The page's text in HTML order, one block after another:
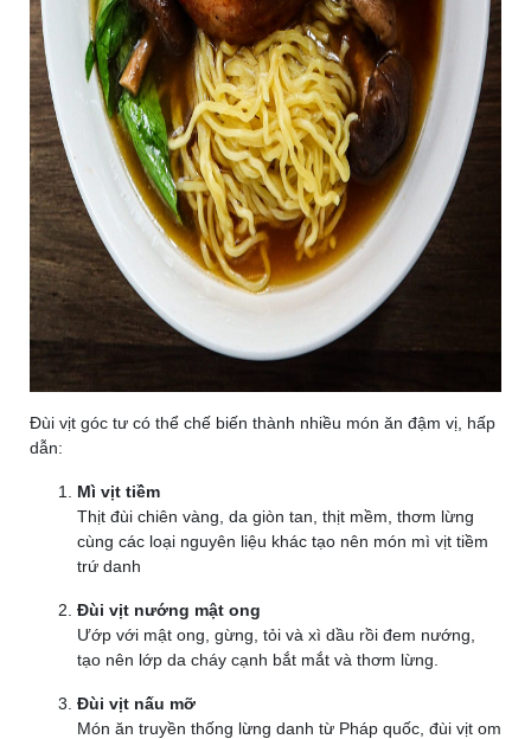
Đùi vịt góc tư có thể chế biến thành nhiều món ăn đậm vị, hấp
dẫn:
Mì vịt tiềm
Thịt đùi chiên vàng, da giòn tan, thịt mềm, thơm lừng
cùng các loại nguyên liệu khác tạo nên món mì vịt tiềm
trứ danh
Đùi vịt nướng mật ong
Ướp với mật ong, gừng, tỏi và xì dầu rồi đem nướng,
tạo nên lớp da cháy cạnh bắt mắt và thơm lừng.
Đùi vịt nấu mỡ
Món ăn truyền thống lừng danh từ Pháp quốc, đùi vịt om